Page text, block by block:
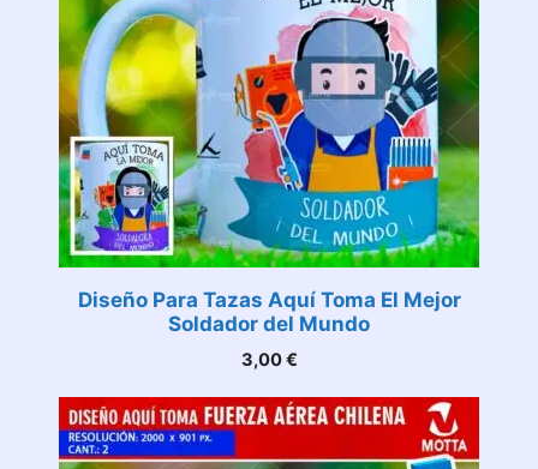
Diseño Para Tazas Aquí Toma El Mejor
Soldador del Mundo
3,00€